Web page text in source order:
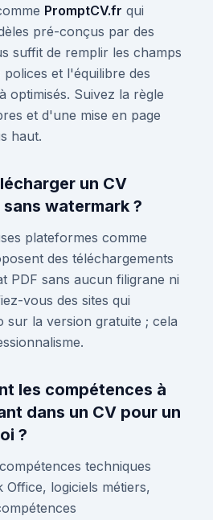
PromptCV.fr qui
pré-conçus par des
suffit de remplir les champs
et l'équilibre des
optimisés. Suivez la règle
et d'une mise en page
haut.
un CV
watermark ?
plateformes comme
des téléchargements
PDF sans aucun filigrane ni
vous des sites qui
sur la version gratuite ; cela
les compétences à
dans un CV pour un
?
techniques
Office, logiciels métiers,